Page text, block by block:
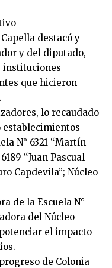
destacó y
y del diputado,
instituciones
que hicieron
lo recaudado
establecimientos
N° 6321 “Martín
“Juan Pascual
Capdevila”; Núcleo
de la Escuela N°
del Núcleo
el impacto
de Colonia